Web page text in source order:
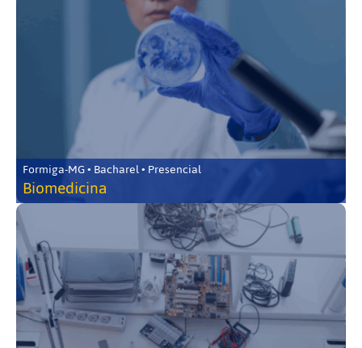
Formiga-MG • Bacharel • Presencial
Biomedicina